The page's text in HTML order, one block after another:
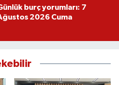
burç yorumları: 7
2026 Cuma